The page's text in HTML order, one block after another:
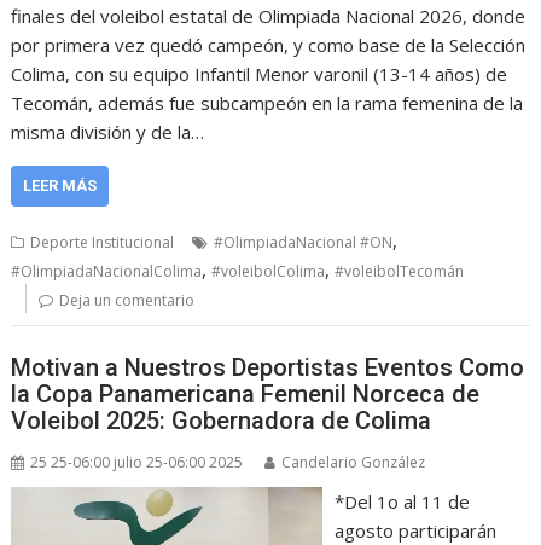
finales del voleibol estatal de Olimpiada Nacional 2026, donde
por primera vez quedó campeón, y como base de la Selección
Colima, con su equipo Infantil Menor varonil (13-14 años) de
Tecomán, además fue subcampeón en la rama femenina de la
misma división y de la…
LEER MÁS
Deporte Institucional #OlimpiadaNacional #ON,
#OlimpiadaNacionalColima,#voleibolColima,#voleibolTecomán
Deja un comentario
Motivan a Nuestros Deportistas Eventos Como
la Copa Panamericana Femenil Norceca de
Voleibol 2025: Gobernadora de Colima
25 25-06:00 julio 25-06:00 2025 Candelario González
*Del 1o al 11 de
agosto participarán